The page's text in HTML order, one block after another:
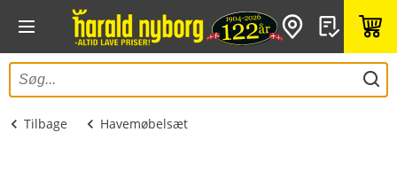
Tilbage Havemøbelsæt